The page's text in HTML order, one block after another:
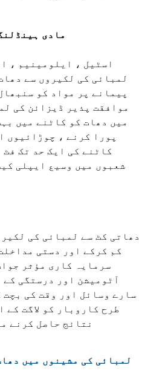
3. مادی
اسٹیل ، ایلومینیم ،
لمبائی کی لکیروں سے
پیمانے پر مواد کو
موافقت پذیر ڈیزائن کی
میں دھات کو کاٹنے میں
پورا کرنے ، چوڑائیوں
کاٹنے کی ایک حد تک فٹ
شعبوں میں وسیع ایپلی
دھاتی کٹ سے لمبائی کی
کم کرکے اور دستی
سرمایہ کاری مؤثر
آٹومیشن اور درستگی کے
سارے وسائل اور وقت کی بچت
طرح کاروبار کو لاگت کے
نتائج حاصل کرنے
لمبائی کی مشینوں میں